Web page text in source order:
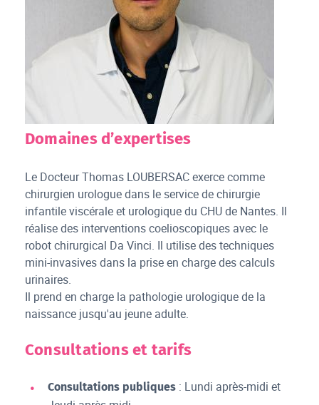
Domaines d’expertises
Le Docteur Thomas LOUBERSAC exerce comme
chirurgien urologue dans le service de chirurgie
infantile viscérale et urologique du CHU de Nantes. Il
réalise des interventions coelioscopiques avec le
robot chirurgical Da Vinci. Il utilise des techniques
mini-invasives dans la prise en charge des calculs
urinaires.
Il prend en charge la pathologie urologique de la
naissance jusqu'au jeune adulte.
Consultations et tarifs
Consultations publiques : Lundi après-midi et